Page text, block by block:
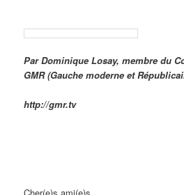
Par Dominique Losay, membre du
GMR (Gauche moderne et
http://gmr.tv